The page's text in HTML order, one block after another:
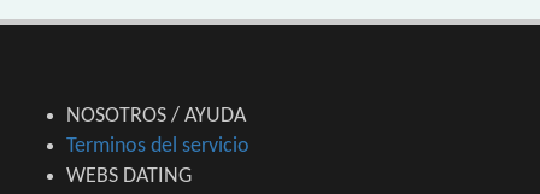
NOSOTROS / AYUDA
Terminos del servicio
WEBS DATING